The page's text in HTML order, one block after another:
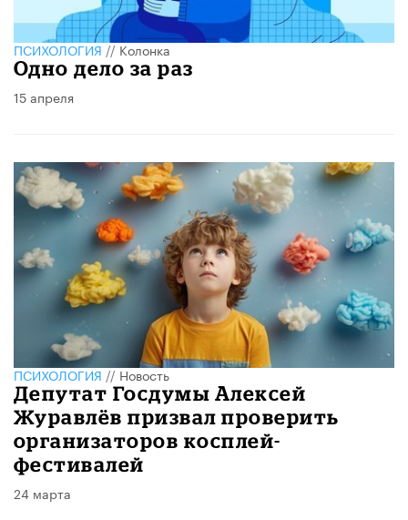
ПСИХОЛОГИЯ//Колонка
Одно дело за раз
15 апреля
ПСИХОЛОГИЯ//Новость
Депутат Госдумы Алексей
Журавлёв призвал проверить
организаторов косплей-
фестивалей
24 марта